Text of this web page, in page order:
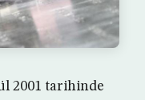
2001 tarihinde